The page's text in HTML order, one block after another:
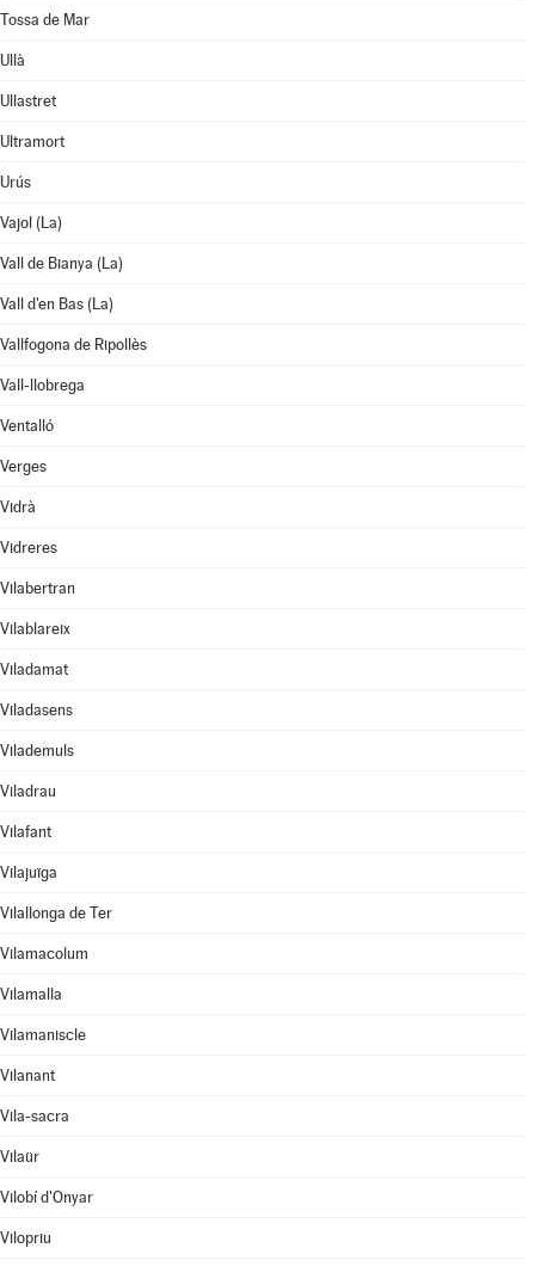
Tossa de Mar
Ullà
Ullastret
Ultramort
Urús
Vajol (La)
Vall de Bianya (La)
Vall d'en Bas (La)
Vallfogona de Ripollès
Vall-llobrega
Ventalló
Verges
Vidrà
Vidreres
Vilabertran
Vilablareix
Viladamat
Viladasens
Vilademuls
Viladrau
Vilafant
Vilajuïga
Vilallonga de Ter
Vilamacolum
Vilamalla
Vilamaniscle
Vilanant
Vila-sacra
Vilaür
Vilobí d'Onyar
Vilopriu